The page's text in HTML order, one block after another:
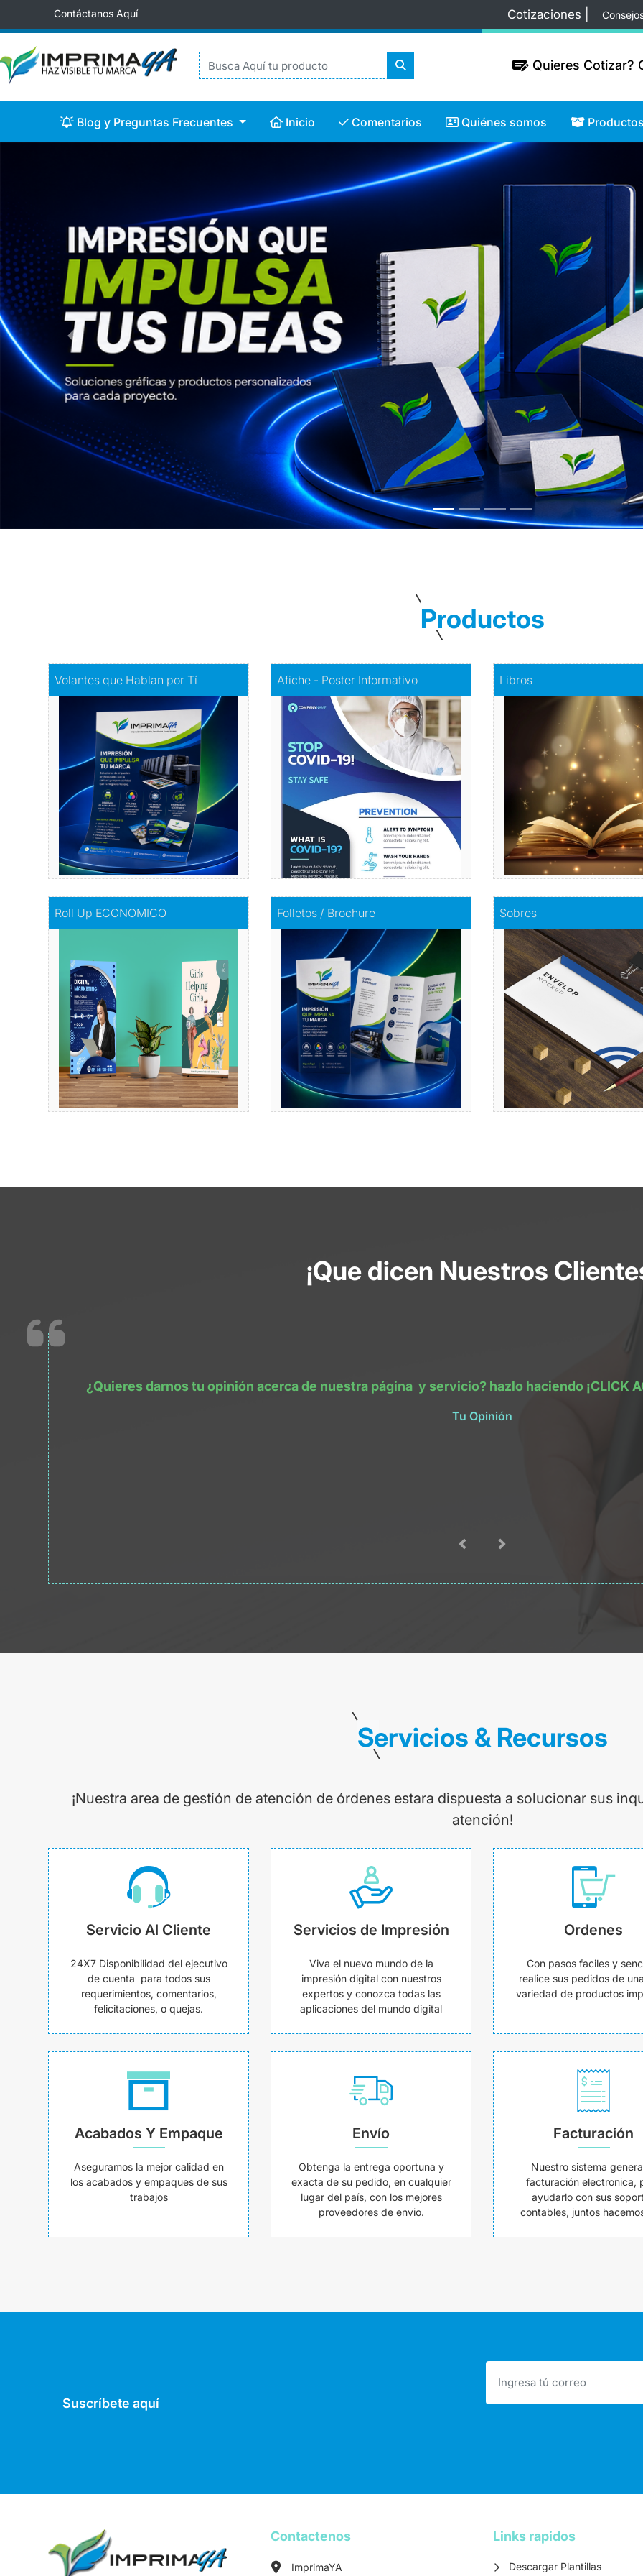
Contáctanos Aquí Cotizaciones |
Quieres Cotizar?
Quieres Cotizar?
Blog y Preguntas Frecuentes
Blog y Preguntas Frecuentes Inicio
Inicio Comentarios
Comentarios Quiénes somos
Quiénes somos Productos
Productos
Volantes que Hablan por Tí
Volantes con Amor
Comprar
Comprar
Afiche - Poster Informativo
Información visualmente atractiva
Comprar
Comprar
Libros
Haz realidad tu
Comprar
Comprar
Roll Up ECONOMICO
Comprar
Folletos / Brochure
Impacta con información
Comprar
Comprar
Sobres
Envuelve tu mensaje con
calidad
Comprar
Comprar
¡Que dicen Nuestros
¿Quieres darnos tu opinión acerca de nuestra página y servicio? hazlo haciendo ¡CLICK
Tu Opinión
Servicios & Recursos
¡Nuestra area de gestión de atención de órdenes estara dispuesta a solucionar sus
atención!
Servicio Al Cliente
24X7 Disponibilidad del ejecutivo
de cuenta para todos sus
requerimientos, comentarios,
felicitaciones, o quejas.
Servicios de Impresión
Viva el nuevo mundo de la
impresión digital con nuestros
expertos y conozca todas las
aplicaciones del mundo digital
Ordenes
Con pasos faciles y
realice sus pedidos de
variedad de productos
Acabados Y Empaque
Aseguramos la mejor calidad en
los acabados y empaques de sus
trabajos
Envío
Obtenga la entrega oportuna y
exacta de su pedido, en cualquier
lugar del país, con los mejores
proveedores de envio.
Facturación
Nuestro sistema
facturación electronica,
ayudarlo con sus
contables, juntos
Suscríbete aquí
Contactenos
ImprimaYA
Links rapidos
Descargar Plantillas